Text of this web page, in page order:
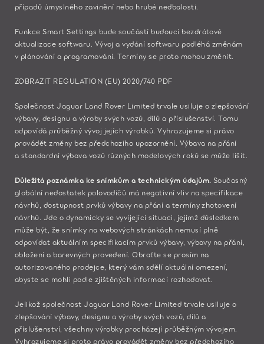
případů úmyslného zavinění nebo hrubé nedbalosti.​
Funkce Smart Settings bude součástí budoucí bezdrátové
aktualizace softwaru. Vývoj a vydání softwaru podléhá změnám
v plánování a programování. Termíny se proto mohou změnit.
ZOBRAZIT REGULATION (EU) 2020/740 PDF
Společnost Jaguar Land Rover Limited trvale usiluje o zlepšování
výbavy, designu a výroby svých vozů, dílů a příslušenství. Tomu
odpovídá průběžný vývoj jejích výrobků. Vyhrazujeme si právo
provádět změny bez předchozího upozornění. Výbava na přání
a standardní výbava vozů různých modelových roků se může lišit.
Důležitá poznámka ke snímkům a technickým údajům. Současný
globální nedostatek polovodičů má negativní vliv na specifikace
návrhů, dostupnost prvků výbavy na přání a termíny zhotovení
návrhů. Jde o dynamicky se vyvíjející situaci, jejímž důsledkem
může být, že snímky na webových stránkách nemusí plně
odpovídat aktuálním specifikacím prvků výbavy, výbavy na přání,
obložení a barevných provedení. Obraťte se prosím na
autorizovaného prodejce, který vám sdělí aktuální omezení,
abyste se mohli podle zjištěných informací rozhodovat.
Jelikož společnost Jaguar Land Rover Limited trvale usiluje o
zlepšování výbavy, designu a výroby svých vozů, dílů a
příslušenství, všechny výrobky procházejí průběžným vývojem.
Vyhrazujeme si proto právo provádět změny bez předchozího